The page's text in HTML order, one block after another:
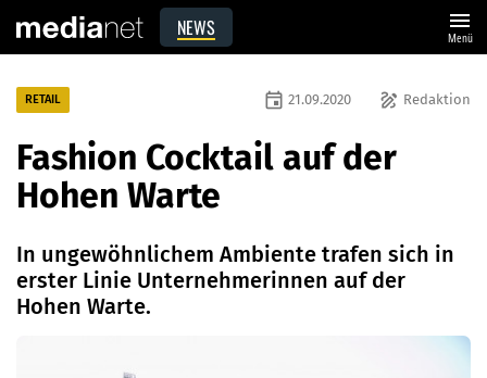
NEWS menu
Menü
RETAIL draw Redaktion
event 21.09.2020
Fashion Cocktail auf der
Hohen Warte
In ungewöhnlichem Ambiente trafen sich in
erster Linie Unternehmerinnen auf der
Hohen Warte.